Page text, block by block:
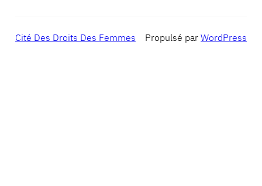
Cité Des Droits Des Femmes Propulsé parWordPress